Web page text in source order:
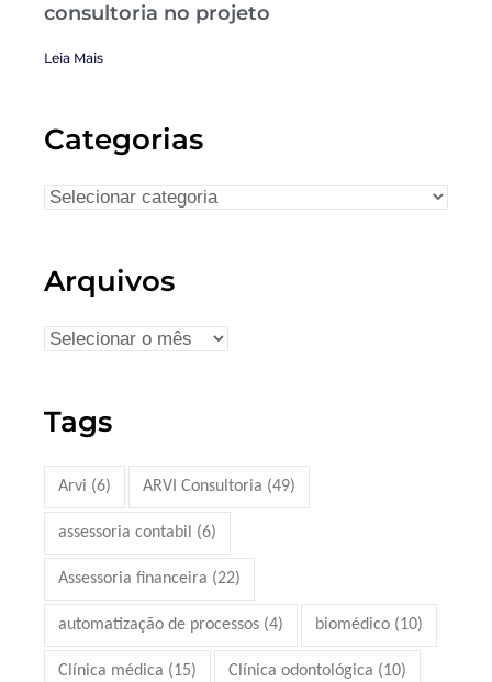
consultoria no projeto
Leia Mais
Categorias
Arquivos
Tags
Arvi (6) ARVI Consultoria (49)
assessoria contabil (6)
Assessoria financeira (22)
automatização de processos (4) biomédico (10)
Clínica médica (15) Clínica odontológica (10)